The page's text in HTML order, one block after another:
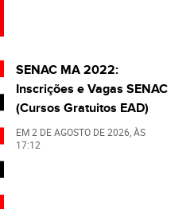
SENAC MA 2022:
Inscrições e Vagas SENAC
(Cursos Gratuitos EAD)
EM2 DE AGOSTO DE 2026 , ÀS
17:12